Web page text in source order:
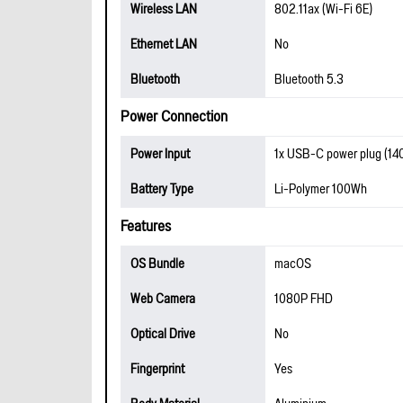
Wireless LAN
802.11ax (Wi-Fi 6E)
Ethernet LAN
No
Bluetooth
Bluetooth 5.3
Power Connection
Power Input
1x USB-C power plug
Battery Type
Li-Polymer 100Wh
Features
OS Bundle
macOS
Web Camera
1080P FHD
Optical Drive
No
Fingerprint
Yes